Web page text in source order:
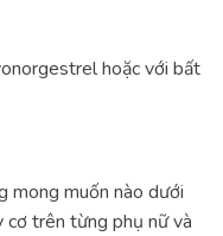
hoặc với bất
mong muốn nào dưới
cơ trên từng phụ nữ và